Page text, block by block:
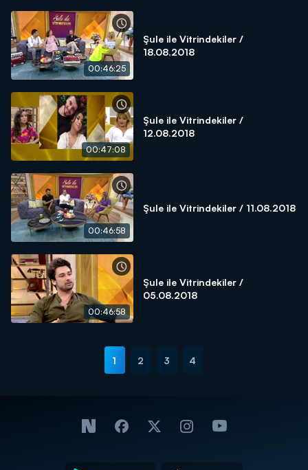
00:46:25
Şule ile Vitrindekiler /
18.08.2018
00:47:08
Şule ile Vitrindekiler /
12.08.2018
00:46:58
Şule ile Vitrindekiler / 11.08.2018
00:46:58
Şule ile Vitrindekiler /
05.08.2018
1 2 3 4